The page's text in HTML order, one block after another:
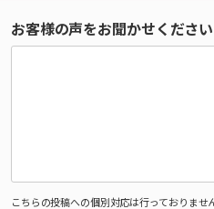
お客様の声をお聞かせください
こちらの投稿への個別対応は行っておりま